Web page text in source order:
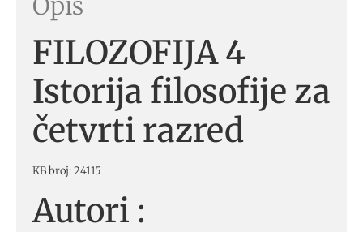
FILOZOFIJA 4
Istorija filosofije za
četvrti razred
KB broj: 24115
Autori :